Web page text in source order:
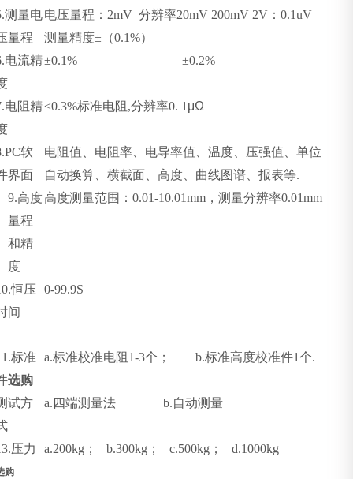
测量电
量程
电压量程： 2mV分辨率20mV 200mV 2V ：0.1uV
测量精度± （0.1%）
电流精±0.1% ±0.2%
电阻精≤0.3%标准电阻 ,分辨率0. 1 μΩ
软
界面
电阻值、电阻率、电导率值、温度、压强值、单位
自动换算、横截面、高度、曲线图谱、报表等.
9.高度
量程
和精
度
高度测量范围：0.01-10.01mm ，测量分辨率0.01mm
恒压
间
0-99.9S
标准
选购
a.标准校准电阻 1-3个； b.标准高度校准件1个.
试方
a. 四端测量法 b.自动测量
压力
购
a.200kg ； b.300kg ； c.500kg ； d.1000kg